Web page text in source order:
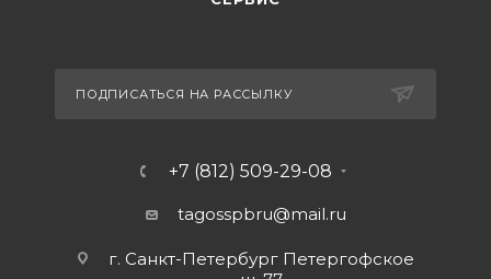
ПОДПИСАТЬСЯ НА РАССЫЛКУ
+7 (812) 509-29-08
tagosspbru@mail.ru
г. Санкт-Петербург Петергофское